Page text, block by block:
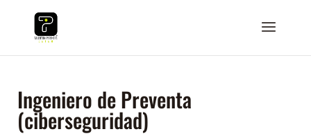
Ingeniero de Preventa
(ciberseguridad)